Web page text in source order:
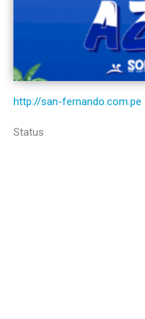
http://san-fernando.com.pe
Status